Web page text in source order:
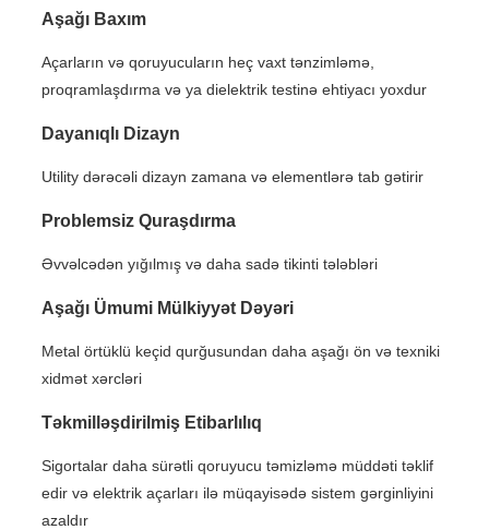
Aşağı Baxım
Açarların və qoruyucuların heç vaxt tənzimləmə,
proqramlaşdırma və ya dielektrik testinə ehtiyacı yoxdur
Dayanıqlı Dizayn
Utility dərəcəli dizayn zamana və elementlərə tab gətirir
Problemsiz Quraşdırma
Əvvəlcədən yığılmış və daha sadə tikinti tələbləri
Aşağı Ümumi Mülkiyyət Dəyəri
Metal örtüklü keçid qurğusundan daha aşağı ön və texniki
xidmət xərcləri
Təkmilləşdirilmiş Etibarlılıq
Sigortalar daha sürətli qoruyucu təmizləmə müddəti təklif
edir və elektrik açarları ilə müqayisədə sistem gərginliyini
azaldır